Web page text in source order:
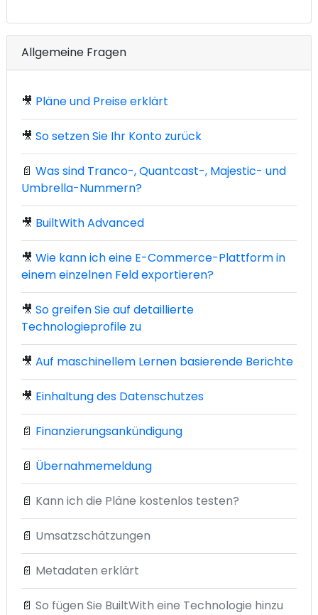
Allgemeine Fragen
🎥 Pläne und Preise erklärt
🎥 So setzen Sie Ihr Konto zurück
📄 Was sind Tranco-, Quantcast-, Majestic- und
Umbrella-Nummern?
🎥 BuiltWith Advanced
🎥 Wie kann ich eine E-Commerce-Plattform in
einem einzelnen Feld exportieren?
🎥 So greifen Sie auf detaillierte
Technologieprofile zu
🎥 Auf maschinellem Lernen basierende Berichte
🎥 Einhaltung des Datenschutzes
📄 Finanzierungsankündigung
📄 Übernahmemeldung
📄 Kann ich die Pläne kostenlos testen?
📄 Umsatzschätzungen
📄 Metadaten erklärt
📄 So fügen Sie BuiltWith eine Technologie hinzu